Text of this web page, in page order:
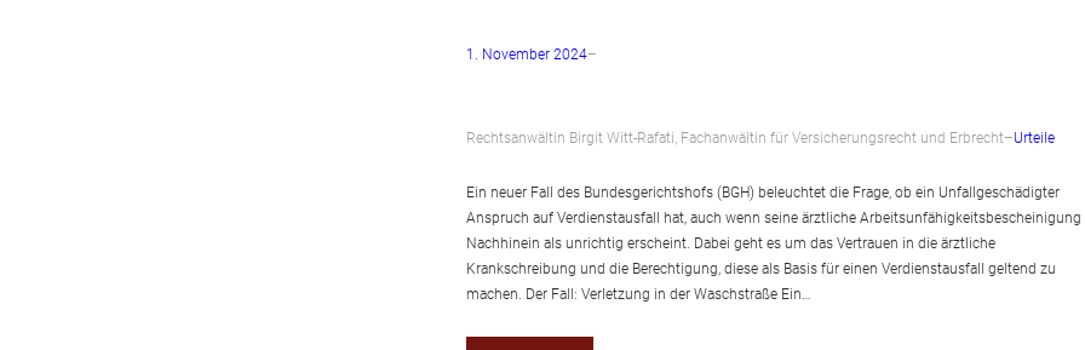
1. November 2024–
Rechtsanwältin Birgit Witt-Rafati, Fachanwältin für Versicherungsrecht und Erbrecht–Urteile
Ein neuer Fall des Bundesgerichtshofs (BGH) beleuchtet die Frage, ob ein Unfallgeschädigter
Anspruch auf Verdienstausfall hat, auch wenn seine ärztliche Arbeitsunfähigkeitsbescheinigung
Nachhinein als unrichtig erscheint. Dabei geht es um das Vertrauen in die ärztliche
Krankschreibung und die Berechtigung, diese als Basis für einen Verdienstausfall geltend zu
machen. Der Fall: Verletzung in der Waschstraße Ein…